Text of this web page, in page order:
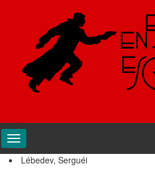
Lébedev, Serguéi